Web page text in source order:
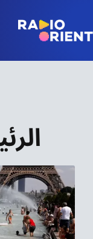
content